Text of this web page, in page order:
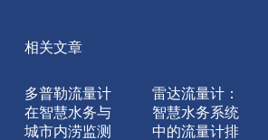
相关文章
多普勒流量计
在智慧水务与
城市内涝监测
雷达流量计：
智慧水务系统
中的流量计排